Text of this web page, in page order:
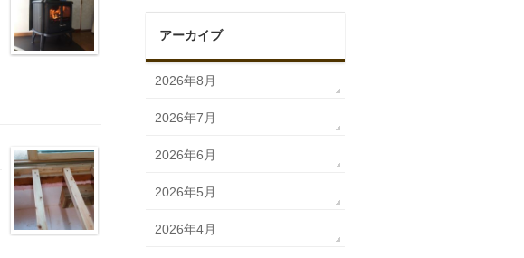
アーカイブ
2026年8月
2026年7月
2026年6月
2026年5月
2026年4月